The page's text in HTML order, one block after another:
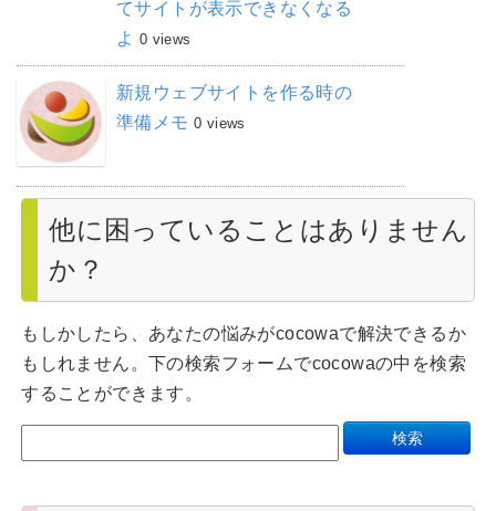
てサイトが表示できなくなる
よ 0 views
新規ウェブサイトを作る時の
準備メモ 0 views
他に困っていることはありません
か？
もしかしたら、あなたの悩みがcocowaで解決できるか
もしれません。下の検索フォームでcocowaの中を検索
することができます。